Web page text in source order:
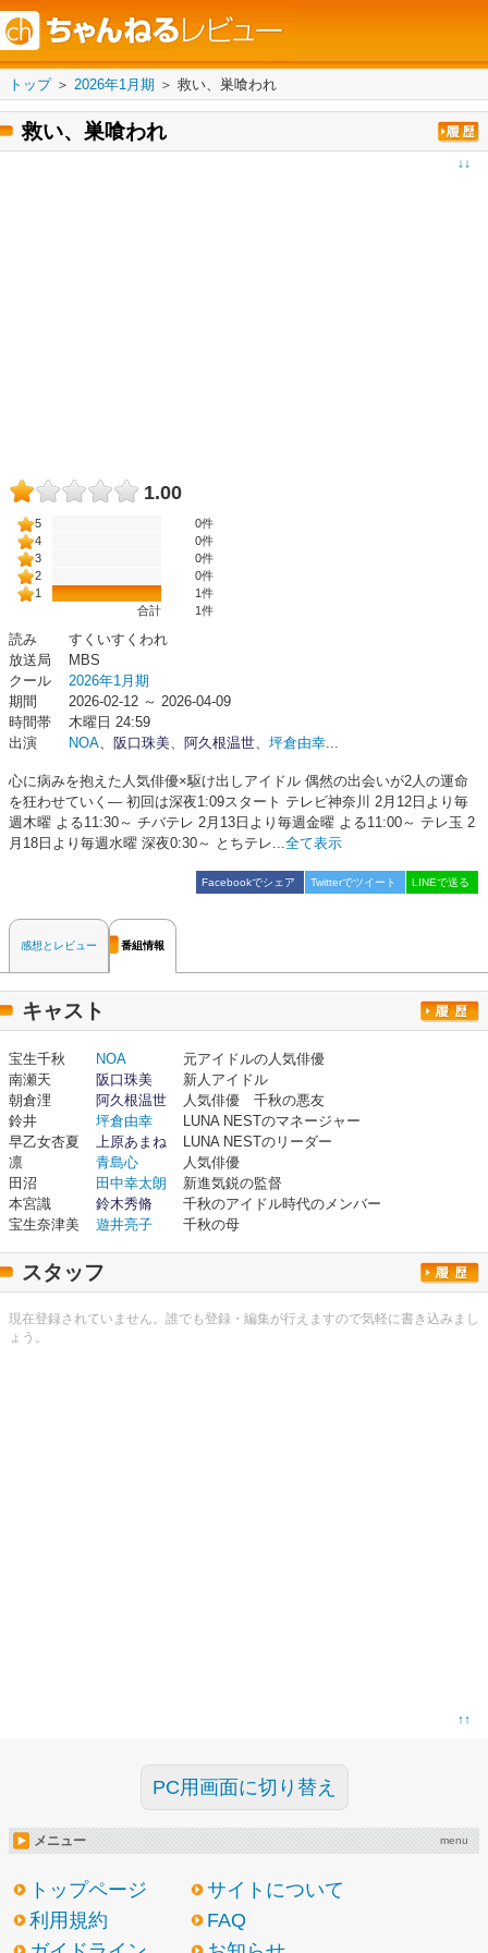
トップ＞ 2026年1月期 ＞ 救い、巣喰われ
救い、巣喰われ
↓↓
1.00
5
0件
4
0件
3
0件
2
0件
1
1件
合計
1件
読み
すくいすくわれ
放送局
MBS
クール
2026年1月期
期間
2026-02-12 ～ 2026-04-09
時間帯
木曜日 24:59
出演
NOA、 阪口珠美、 阿久根温世、 坪倉由幸...
心に病みを抱えた人気俳優×駆け出しアイドル 偶然の出会いが2人の運命
を狂わせていく― 初回は深夜1:09スタート テレビ神奈川 2月12日より毎
週木曜 よる11:30～ チバテレ 2月13日より毎週金曜 よる11:00～ テレ玉 2
月18日より毎週水曜 深夜0:30～ とちテレ...全て表示
Facebookでシェア Twitterでツイート LINEで送る
感想とレビュー 番組情報
キャスト
宝生千秋 NOA
元アイドルの人気俳優
南瀬天
阪口珠美
新人アイドル
朝倉浬
阿久根温世
人気俳優 千秋の悪友
鈴井
坪倉由幸
LUNA NESTのマネージャー
早乙女杏夏
上原あまね
LUNA NESTのリーダー
凛
青島心
人気俳優
田沼
田中幸太朗
新進気鋭の監督
本宮識
鈴木秀脩
千秋のアイドル時代のメンバー
宝生奈津美
遊井亮子 千秋の母
スタッフ
現在登録されていません。誰でも登録・編集が行えますので気軽に書き込みまし
ょう。
↑↑
PC用画面に切り替え
メニュー menu
トップページ
サイトについて
利用規約
FAQ